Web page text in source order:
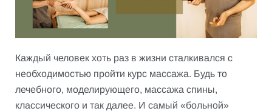
Каждый человек хоть раз в жизни сталкивался с
необходимостью пройти курс массажа. Будь то
лечебного, моделирующего, массажа спины,
классического и так далее. И самый «больной»